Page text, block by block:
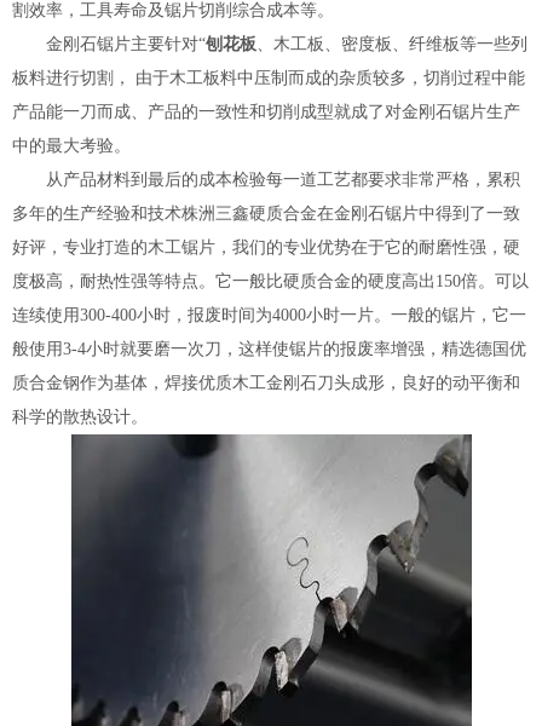
割效率，工具寿命及锯片切削综合成本等。
金刚石锯片主要针对“刨花板、木工板、密度板、纤维板等一些列
板料进行切割， 由于木工板料中压制而成的杂质较多，切削过程中能
产品能一刀而成、产品的一致性和切削成型就成了对金刚石锯片生产
中的最大考验。
从产品材料到最后的成本检验每一道工艺都要求非常严格，累积
多年的生产经验和技术株洲三鑫硬质合金在金刚石锯片中得到了一致
好评，专业打造的木工锯片，我们的专业优势在于它的耐磨性强，硬
度极高，耐热性强等特点。它一般比硬质合金的硬度高出150倍。可以
连续使用300-400小时，报废时间为4000小时一片。一般的锯片，它一
般使用3-4小时就要磨一次刀，这样使锯片的报废率增强，精选德国优
质合金钢作为基体，焊接优质木工金刚石刀头成形，良好的动平衡和
科学的散热设计。